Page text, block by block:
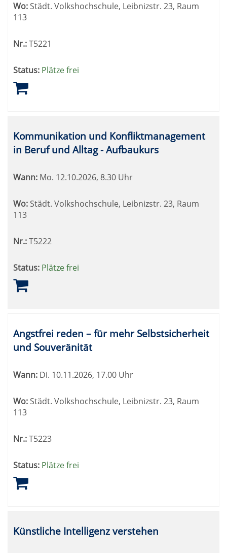
Wo:Städt. Volkshochschule, Leibnizstr. 23, Raum
113
Nr.:T5221
Status: Plätze frei
Kommunikation und Konfliktmanagement
in Beruf und Alltag - Aufbaukurs
Wann: Mo. 12.10.2026, 8.30 Uhr
Wo: Städt. Volkshochschule, Leibnizstr. 23, Raum
113
Nr.:T5222
Status: Plätze frei
Angstfrei reden – für mehr Selbstsicherheit
und Souveränität
Wann: Di. 10.11.2026, 17.00 Uhr
Wo:Städt. Volkshochschule, Leibnizstr. 23, Raum
113
Nr.:T5223
Status: Plätze frei
Künstliche Intelligenz verstehen